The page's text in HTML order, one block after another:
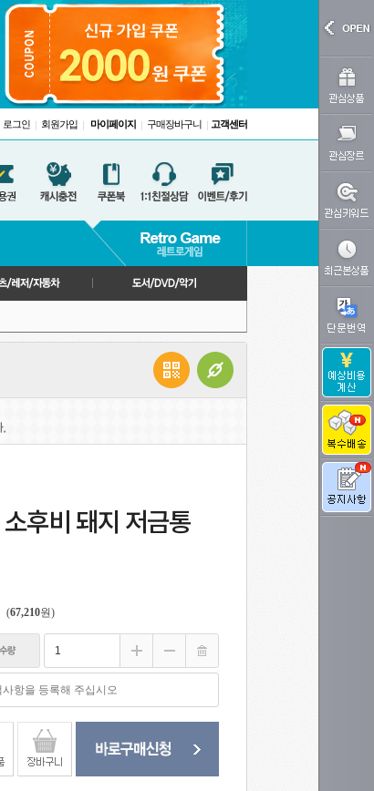
로그인 | 회원가입 | 마이페이지 | 구매장바구니 | 고객센터
소후비 돼지 저금통
(67,210원)